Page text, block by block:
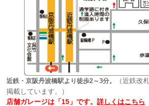
近鉄・京阪丹波橋駅より徒歩2～3分。
（近鉄改
掲載しています。）
店舗ガレージは「15」です。詳しくはこちら